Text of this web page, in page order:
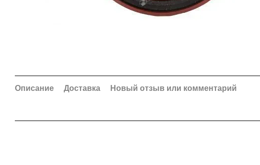
Описание Доставка Новый отзыв или комментарий